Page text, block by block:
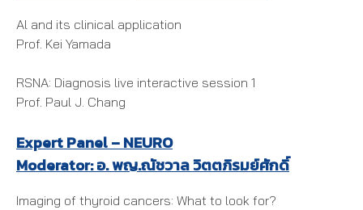
Al and its clinical application
Prof. Kei Yamada
RSNA: Diagnosis live interactive session 1
Prof. Paul J. Chang
Expert Panel – NEURO
Moderator: อ. พญ.ณัชวาล วิตตภิรมย์ศักดิ์
Imaging of thyroid cancers: What to look for?